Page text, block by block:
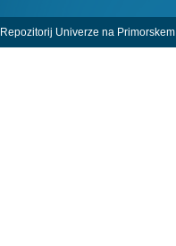
Repozitorij Univerze na Primorskem